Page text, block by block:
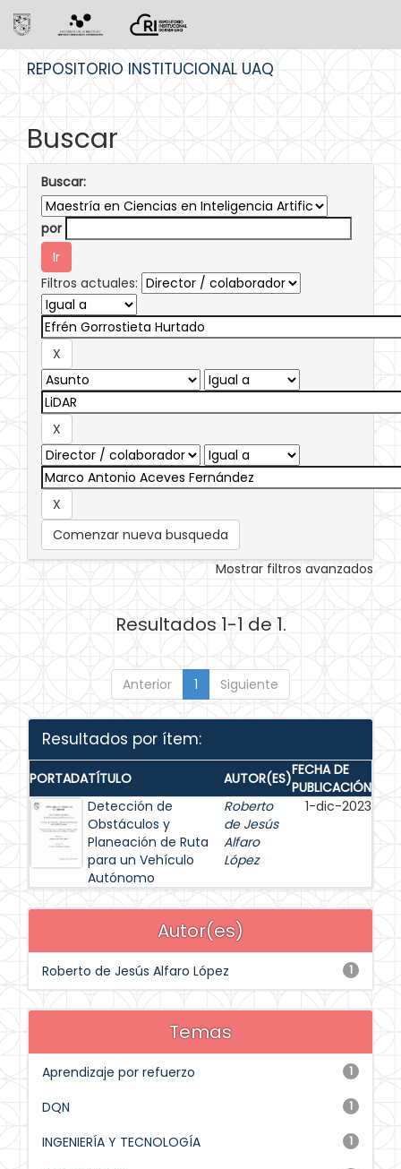
REPOSITORIO INSTITUCIONAL UAQ
Buscar
Buscar:
por
Filtros actuales:
Comenzar nueva busqueda
Mostrar filtros avanzados
Resultados 1-1 de 1.
Anterior 1 Siguiente
Resultados por ítem:
PORTADATÍTULO AUTOR(ES)FECHA DE
PUBLICACIÓN
Detección de
Obstáculos y
Planeación de Ruta
para un Vehículo
Autónomo
Roberto
de Jesús
Alfaro
López
1-dic-2023
Autor(es)
1
Roberto de Jesús Alfaro López
Temas
1
Aprendizaje por refuerzo
1
DQN
1
INGENIERÍA Y TECNOLOGÍA